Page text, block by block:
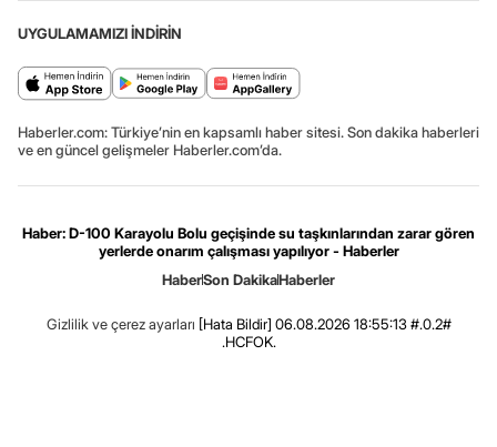
UYGULAMAMIZI İNDİRİN
Haberler.com: Türkiye’nin en kapsamlı haber sitesi. Son dakika haberleri
ve en güncel gelişmeler Haberler.com’da.
Haber: D-100 Karayolu Bolu geçişinde su taşkınlarından zarar gören
yerlerde onarım çalışması yapılıyor - Haberler
HaberSon DakikaHaberler
Gizlilik ve çerez ayarları [Hata Bildir] 06.08.2026 18:55:13 #.0.2#
.HCFOK.